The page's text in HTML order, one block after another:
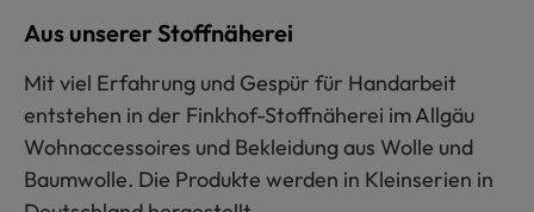
Aus unserer Stoffnäherei
Mit viel Erfahrung und Gespür für Handarbeit
entstehen in der Finkhof-Stoffnäherei im Allgäu
Wohnaccessoires und Bekleidung aus Wolle und
Baumwolle. Die Produkte werden in Kleinserien in